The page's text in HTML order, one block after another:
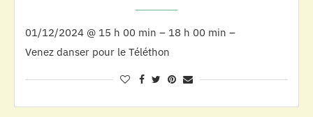
01/12/2024 @ 15 h 00 min – 18 h 00 min –
Venez danser pour le Téléthon